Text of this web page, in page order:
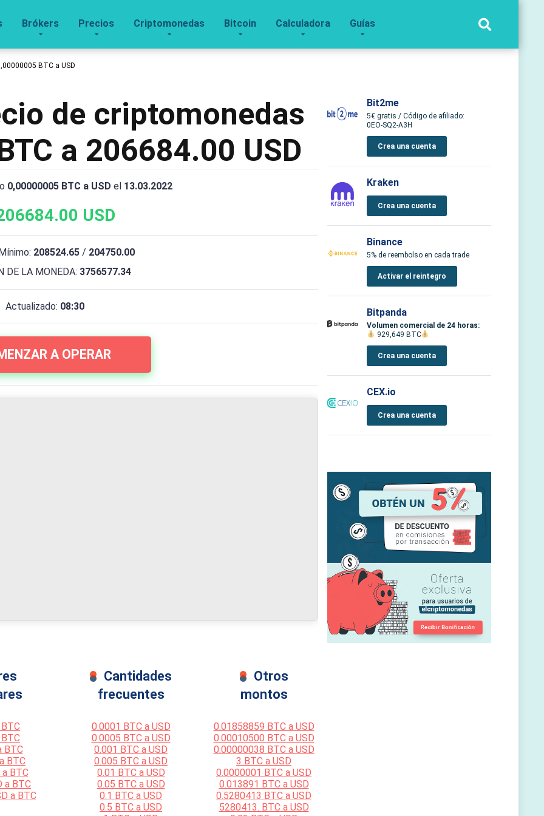
Brókers Precios Criptomonedas Bitcoin Calculadora Guías
BTC a USD
de criptomonedas
a 206684.00 USD
0,00000005 BTC a USD el 13.03.2022
USD
208524.65/ 204750.00
DE LA MONEDA: 3756577.34
Actualizado: 08:30
A OPERAR
BTC
BTC
BTC
a BTC
a BTC
Cantidades
frecuentes
0.0001 BTC a USD
0.0005 BTC a USD
0.001 BTC a USD
0.005 BTC a USD
0.01 BTC a USD
0.05 BTC a USD
0.1 BTC a USD
0.5 BTC a USD
Otros
montos
0.01858859 BTC a USD
0.00010500 BTC a USD
0.00000038 BTC a USD
3 BTC a USD
0.0000001 BTC a USD
0.013891 BTC a USD
0.5280413 BTC a USD
5280413. BTC a USD
Bit2me
5€ gratis / Código de afiliado:
0EO-SQ2-A3H
Crea una cuenta
Kraken
Crea una cuenta
Binance
5% de reembolso en cada trade
Activar el reintegro
Bitpanda
Volumen comercial de 24 horas:
929,649 BTC
Crea una cuenta
CEX.io
Crea una cuenta